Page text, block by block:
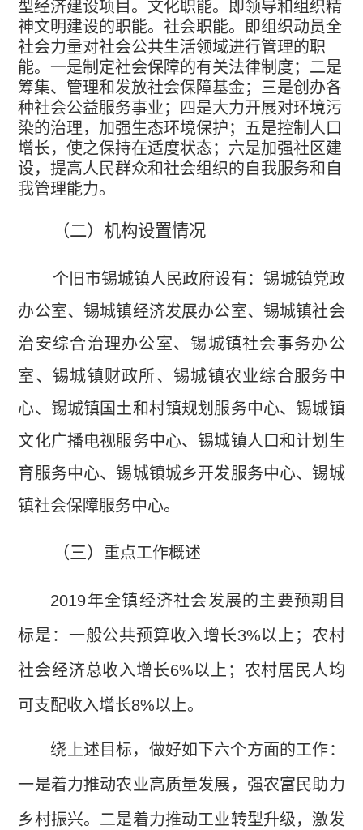
型经济建设项目。文化职能。即领导和组织精
神文明建设的职能。社会职能。即组织动员全
社会力量对社会公共生活领域进行管理的职
能。一是制定社会保障的有关法律制度；二是
筹集、管理和发放社会保障基金；三是创办各
种社会公益服务事业；四是大力开展对环境污
染的治理，加强生态环境保护；五是控制人口
增长，使之保持在适度状态；六是加强社区建
设，提高人民群众和社会组织的自我服务和自
我管理能力。
（二）机构设置情况
个旧市锡城镇人民政府设有：锡城镇党政
办公室、锡城镇经济发展办公室、锡城镇社会
治安综合治理办公室、锡城镇社会事务办公
室、锡城镇财政所、锡城镇农业综合服务中
心、锡城镇国土和村镇规划服务中心、锡城镇
文化广播电视服务中心、锡城镇人口和计划生
育服务中心、锡城镇城乡开发服务中心、锡城
镇社会保障服务中心。
（三） 重点工作概述
2019年全镇经济社会发展的主要预期目
标是：一般公共预算收入增长3%以上；农村
社会经济总收入增长6%以上；农村居民人均
可支配收入增长8%以上。
绕上述目标，做好如下六个方面的工作：
一是着力推动农业高质量发展，强农富民助力
乡村振兴。二是着力推动工业转型升级，激发